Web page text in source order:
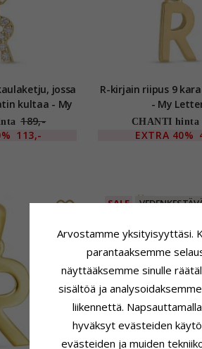
jossa
kultaa - My
189,-
113,-
R-kirjain riipus 9 karaatin kultaa
- My
CHANTI hinta
EXTRA 40%
SALE
Arvostamme yksityisyyttäsi.
parantaaksemme
näyttääksemme sinulle
sisältöä ja
liikennettä.
hyväksyt evästeiden
evästeiden ja muiden